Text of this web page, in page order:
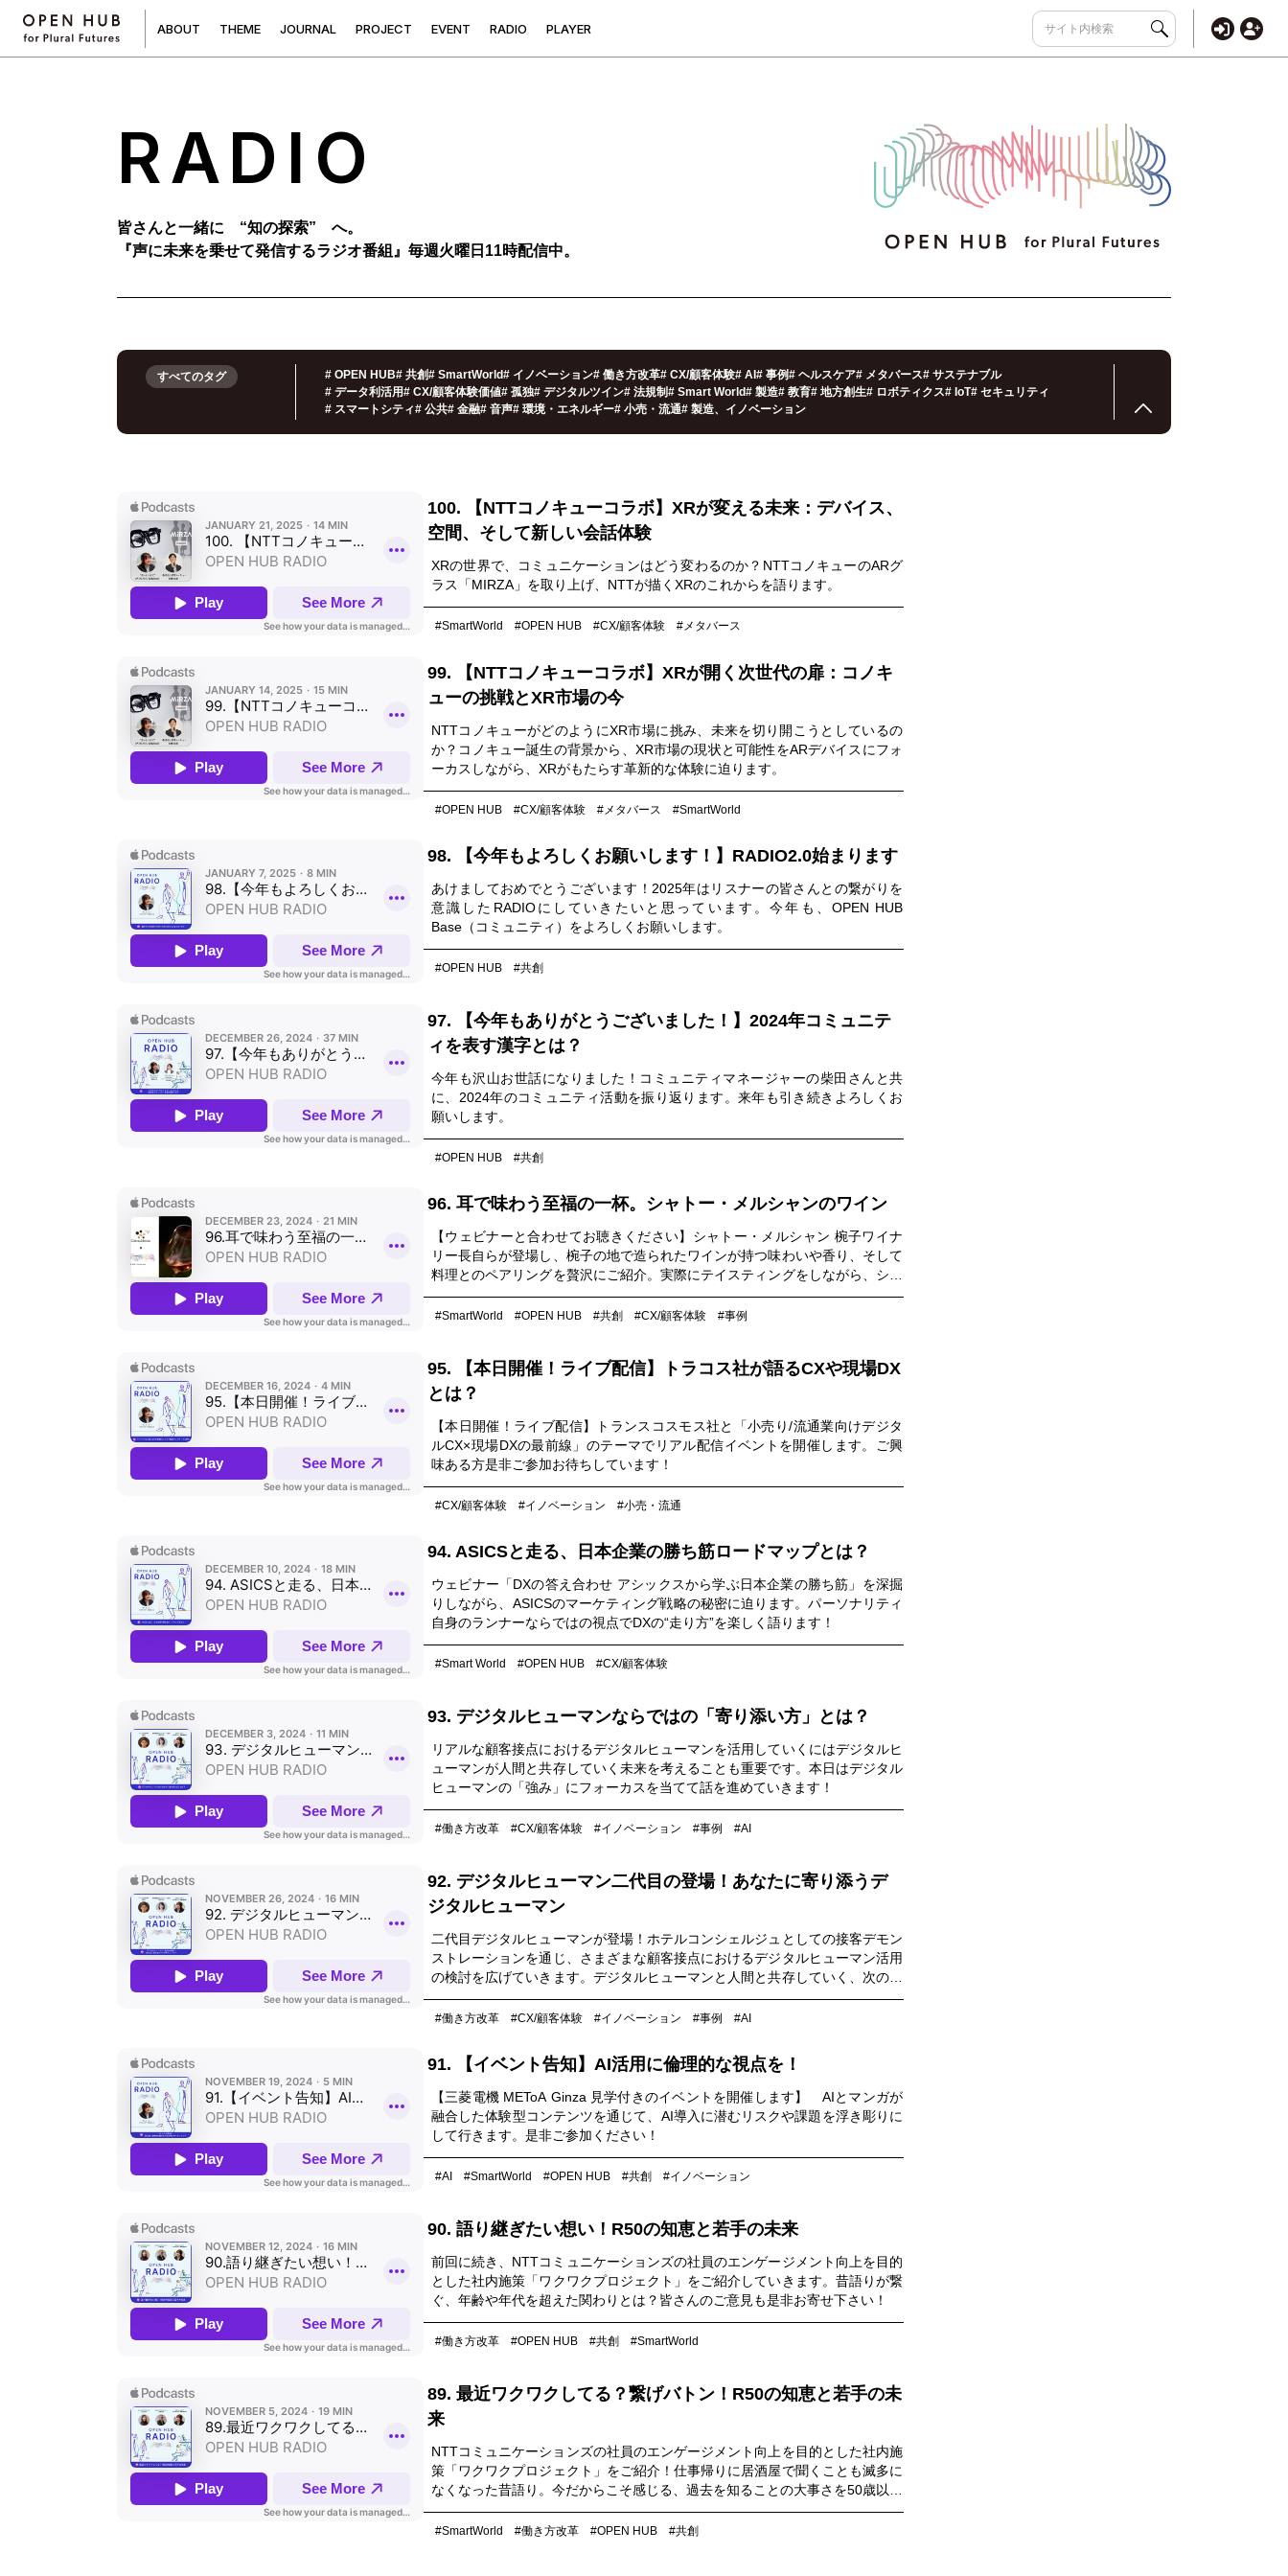
ABOUT THEME JOURNAL PROJECT EVENT RADIO PLAYER
RADIO
皆さんと一緒に “知の探索” へ。
『声に未来を乗せて発信するラジオ番組』 毎週火曜日11時配信中。
すべてのタグ # OPEN HUB# 共創# SmartWorld# イノベーション# 働き方改革# CX/顧客体験# AI # 事例# ヘルスケア# メタバース# サステナブル
# データ利活用# CX/顧客体験価値# 孤独# デジタルツイン# 法規制# Smart World# 製造# 教育# 地方創生# ロボティクス# IoT# セキュリティ
# スマートシティ# 公共# 金融# 音声# 環境・エネルギー# 小売・流通# 製造、イノベーション
100. 【NTTコノキューコラボ】XRが変える未来：デバイス、
空間、そして新しい会話体験
XRの世界で、コミュニケーションはどう変わるのか？NTTコノキューのARグ
ラス「MIRZA」を取り上げ、NTTが描くXRのこれからを語ります。
#SmartWorld #OPEN HUB #CX/顧客体験 #メタバース
99. 【NTTコノキューコラボ】XRが開く次世代の扉：コノキ
ューの挑戦とXR市場の今
NTTコノキューがどのようにXR市場に挑み、未来を切り開こうとしているの
か？コノキュー誕生の背景から、XR市場の現状と可能性をARデバイスにフォ
ーカスしながら、XRがもたらす革新的な体験に迫ります。
#OPEN HUB #CX/顧客体験 #メタバース #SmartWorld
98. 【今年もよろしくお願いします！】RADIO2.0始まります
あけましておめでとうございます！2025年はリスナーの皆さんとの繋がりを
意識したRADIOにしていきたいと思っています。今年も、OPEN HUB
Base（コミュニティ）をよろしくお願いします。
#OPEN HUB #共創
97. 【今年もありがとうございました！】2024年コミュニテ
ィを表す漢字とは？
今年も沢山お世話になりました！コミュニティマネージャーの柴田さんと共
に、2024年のコミュニティ活動を振り返ります。来年も引き続きよろしくお
願いします。
#OPEN HUB #共創
96. 耳で味わう至福の一杯。シャトー・メルシャンのワイン
【ウェビナーと合わせてお聴きください】シャトー・メルシャン 椀子ワイナ
リー長自らが登場し、椀子の地で造られたワインが持つ味わいや香り、そして
料理とのペアリングを贅沢にご紹介。実際にテイスティングをしながら、シャ
トー・メルシャンが体現する「フィネス＆エレガンス」の世界に浸ります。
#SmartWorld #OPEN HUB #共創 #CX/顧客体験 #事例
95. 【本日開催！ライブ配信】トラコス社が語るCXや現場DX
とは？
【本日開催！ライブ配信】トランスコスモス社と「小売り/流通業向けデジタ
ルCX×現場DXの最前線」のテーマでリアル配信イベントを開催します。ご興
味ある方是非ご参加お待ちしています！
#CX/顧客体験 #イノベーション #小売・流通
94. ASICSと走る、日本企業の勝ち筋ロードマップとは？
ウェビナー「DXの答え合わせ アシックスから学ぶ日本企業の勝ち筋」を深掘
りしながら、ASICSのマーケティング戦略の秘密に迫ります。パーソナリティ
自身のランナーならではの視点でDXの“走り方”を楽しく語ります！
#Smart World #OPEN HUB #CX/顧客体験
93. デジタルヒューマンならではの「寄り添い方」とは？
リアルな顧客接点におけるデジタルヒューマンを活用していくにはデジタルヒ
ューマンが人間と共存していく未来を考えることも重要です。本日はデジタル
ヒューマンの「強み」にフォーカスを当てて話を進めていきます！
#働き方改革 #CX/顧客体験 #イノベーション #事例 #AI
92. デジタルヒューマン二代目の登場！あなたに寄り添うデ
ジタルヒューマン
二代目デジタルヒューマンが登場！ホテルコンシェルジュとしての接客デモン
ストレーションを通じ、さまざまな顧客接点におけるデジタルヒューマン活用
の検討を広げていきます。デジタルヒューマンと人間と共存していく、次のフ
ェーズを目指していきます！
#働き方改革 #CX/顧客体験 #イノベーション #事例 #AI
91. 【イベント告知】AI活用に倫理的な視点を！
【三菱電機 METoA Ginza 見学付きのイベントを開催します】 AIとマンガが
融合した体験型コンテンツを通じて、AI導入に潜むリスクや課題を浮き彫りに
して行きます。是非ご参加ください！
#AI #SmartWorld #OPEN HUB #共創 #イノベーション
90. 語り継ぎたい想い！R50の知恵と若手の未来
前回に続き、NTTコミュニケーションズの社員のエンゲージメント向上を目的
とした社内施策「ワクワクプロジェクト」をご紹介していきます。昔語りが繋
ぐ、年齢や年代を超えた関わりとは？皆さんのご意見も是非お寄せ下さい！
#働き方改革 #OPEN HUB #共創 #SmartWorld
89. 最近ワクワクしてる？繋げバトン！R50の知恵と若手の未
来
NTTコミュニケーションズの社員のエンゲージメント向上を目的とした社内施
策「ワクワクプロジェクト」をご紹介！仕事帰りに居酒屋で聞くことも滅多に
なくなった昔語り。今だからこそ感じる、過去を知ることの大事さを50歳以上
のベテラン社員たちと語ります。
#SmartWorld #働き方改革 #OPEN HUB #共創